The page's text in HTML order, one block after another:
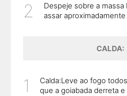
Despeje sobre a massa
assar
CALDA:
Calda:Leve ao fogo
que a goiabada derreta